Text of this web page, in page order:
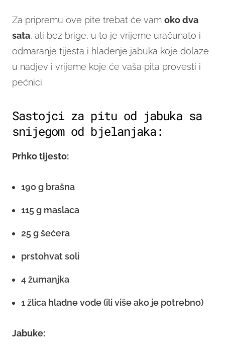
Za pripremu ove pite trebat će vam oko dva
sata, ali bez brige, u to je vrijeme uračunato i
odmaranje tijesta i hlađenje jabuka koje dolaze
u nadjev i vrijeme koje će vaša pita provesti i
pećnici.
Sastojci za pitu od jabuka sa
snijegom od bjelanjaka:
Prhko tijesto:
190 g brašna
115 g maslaca
25 g šećera
prstohvat soli
4 žumanjka
1 žlica hladne vode (ili više ako je potrebno)
Jabuke: